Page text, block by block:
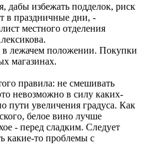
дабы избежать подделок, риск
в праздничные дни, -
местного отделения
лежачем положении. Покупки
магазинах.
правила: не смешивать
невозможно в силу каких-
пути увеличения градуса. Как
белое вино лучше
- перед сладким. Следует
какие-то проблемы с